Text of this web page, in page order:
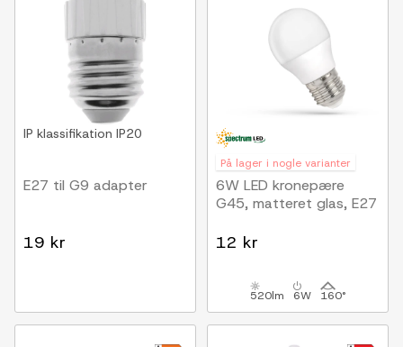
IP klassifikation IP20
E27 til G9 adapter
19 kr
På lager i nogle varianter
6W LED kronepære
G45, matteret glas, E27
12 kr
520lm 6W 160°